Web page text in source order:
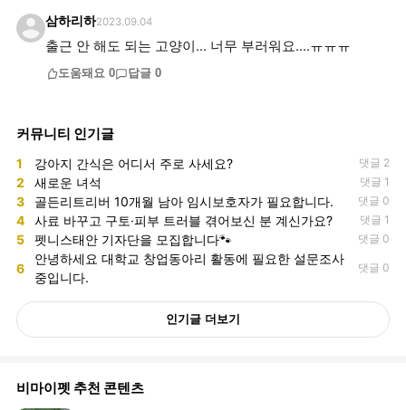
삼하리하2023.09.04
출근 안 해도 되는 고양이... 너무 부러워요....ㅠㅠㅠ
도움돼요 0 답글 0
커뮤니티 인기글
1 강아지 간식은 어디서 주로 사세요? 댓글 2
2 새로운 녀석 댓글 1
3 골든리트리버 10개월 남아 임시보호자가 필요합니다. 댓글 0
4 사료 바꾸고 구토·피부 트러블 겪어보신 분 계신가요? 댓글 1
5 펫니스태안 기자단을 모집합니다🐾 댓글 0
6
안녕하세요 대학교 창업동아리 활동에 필요한 설문조사
중입니다.
댓글 0
인기글 더보기
비마이펫 추천 콘텐츠